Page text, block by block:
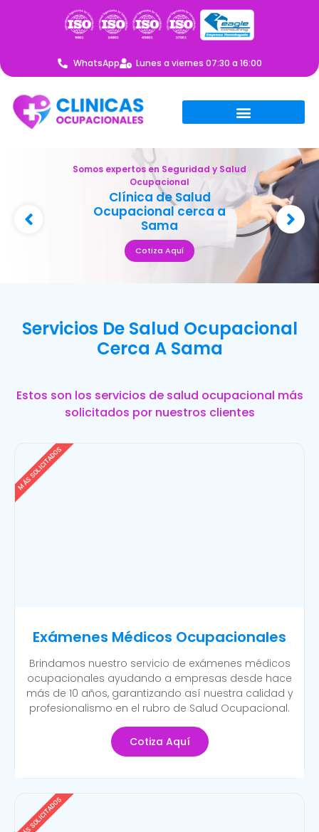
WhatsApp Lunes a viernes 07:30 a 16:00
Somos expertos en Seguridad y Salud
Ocupacional
Clínica de Salud
Ocupacional cerca a
Sama
Cotiza Aquí
Servicios De Salud Ocupacional
Cerca A Sama
Estos son los servicios de salud ocupacional más
solicitados por nuestros clientes
Exámenes Médicos Ocupacionales
Brindamos nuestro servicio de exámenes médicos
ocupacionales ayudando a empresas desde hace
más de 10 años, garantizando así nuestra calidad y
profesionalismo en el rubro de Salud Ocupacional.
Cotiza Aquí
MÁS SOLICITADOS
MÁS SOLICITADOS